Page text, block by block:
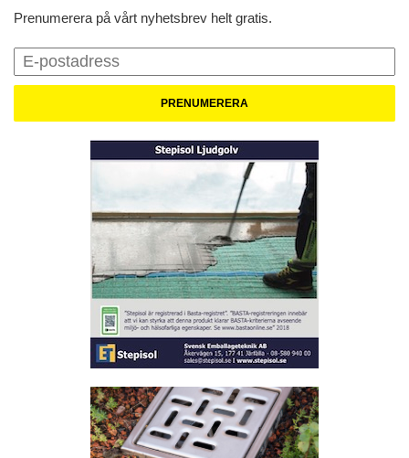
Prenumerera på vårt nyhetsbrev helt gratis.